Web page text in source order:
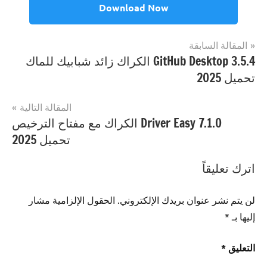
Download Now
مصنف
ب
Videomass
Videomass
Videomass
رمز
Videomass
رمز
Videomass
Internet
تصفّح
المقالات
المقالة السابقة
GitHub Desktop 3.5.4 الكراك زائد شبابيك للماك
تحميل 2025
المقالة التالية
Driver Easy 7.1.0 الكراك مع مفتاح الترخيص
تحميل 2025
اترك تعليقاً
لن يتم نشر عنوان بريدك الإلكتروني. الحقول الإلزامية مشار
إليها بـ *
التعليق *